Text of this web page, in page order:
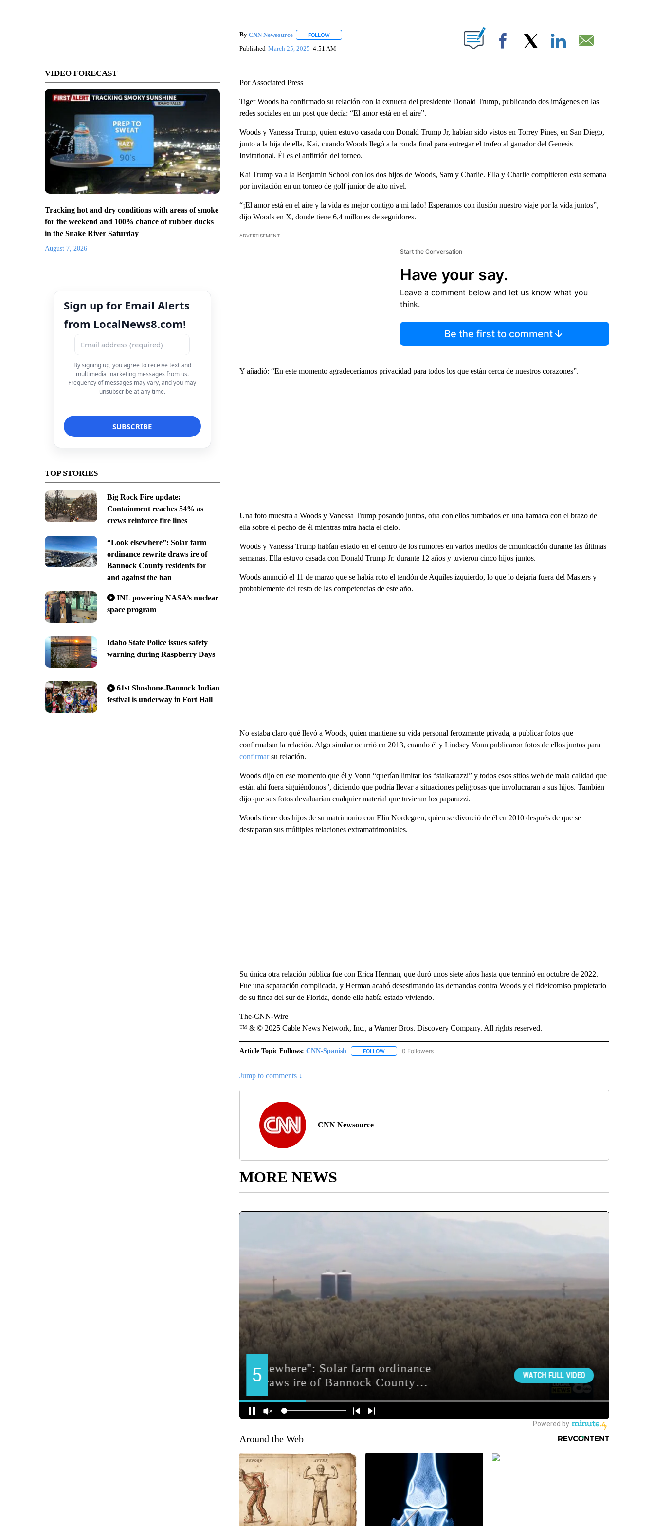
VIDEO FORECAST
Tracking hot and dry conditions with areas of smoke
for the weekend and 100% chance of rubber ducks
in the Snake River Saturday
August 7, 2026
Sign up for Email Alerts
from LocalNews8.com!
By signing up, you agree to receive text and
multimedia marketing messages from us.
Frequency of messages may vary, and you may
unsubscribe at any time.
TOP STORIES
Big Rock Fire update:
Containment reaches 54% as
crews reinforce fire lines
“Look elsewhere”: Solar farm
ordinance rewrite draws ire of
Bannock County residents for
and against the ban
INL powering NASA’s nuclear
space program
Idaho State Police issues safety
warning during Raspberry Days
61st Shoshone-Bannock Indian
festival is underway in Fort Hall
By CNN Newsource FOLLOWFOLLOW "" TO RECEIVE NOTIFICATIONS ABOUT NEW PAGES ON "".
Published March 25, 2025 4:51 AM Facebook
Por Associated Press
Tiger Woods ha confirmado su relación con la exnuera del presidente Donald Trump, publicando dos imágenes en las
redes sociales en un post que decía: “El amor está en el aire”.
Woods y Vanessa Trump, quien estuvo casada con Donald Trump Jr, habían sido vistos en Torrey Pines, en San Diego,
junto a la hija de ella, Kai, cuando Woods llegó a la ronda final para entregar el trofeo al ganador del Genesis
Invitational. Él es el anfitrión del torneo.
Kai Trump va a la Benjamin School con los dos hijos de Woods, Sam y Charlie. Ella y Charlie compitieron esta semana
por invitación en un torneo de golf junior de alto nivel.
“¡El amor está en el aire y la vida es mejor contigo a mi lado! Esperamos con ilusión nuestro viaje por la vida juntos”,
dijo Woods en X, donde tiene 6,4 millones de seguidores.
ADVERTISEMENT
Start the Conversation
Have your say.
Leave a comment below and let us know what you
think.
Be the first to comment
Y añadió: “En este momento agradeceríamos privacidad para todos los que están cerca de nuestros corazones”.
Una foto muestra a Woods y Vanessa Trump posando juntos, otra con ellos tumbados en una hamaca con el brazo de
ella sobre el pecho de él mientras mira hacia el cielo.
Woods y Vanessa Trump habían estado en el centro de los rumores en varios medios de cmunicación durante las últimas
semanas. Ella estuvo casada con Donald Trump Jr. durante 12 años y tuvieron cinco hijos juntos.
Woods anunció el 11 de marzo que se había roto el tendón de Aquiles izquierdo, lo que lo dejaría fuera del Masters y
probablemente del resto de las competencias de este año.
No estaba claro qué llevó a Woods, quien mantiene su vida personal ferozmente privada, a publicar fotos que
confirmaban la relación. Algo similar ocurrió en 2013, cuando él y Lindsey Vonn publicaron fotos de ellos juntos para
confirmarsu relación.
Woods dijo en ese momento que él y Vonn “querían limitar los “stalkarazzi” y todos esos sitios web de mala calidad que
están ahí fuera siguiéndonos”, diciendo que podría llevar a situaciones peligrosas que involucraran a sus hijos. También
dijo que sus fotos devaluarían cualquier material que tuvieran los paparazzi.
Woods tiene dos hijos de su matrimonio con Elin Nordegren, quien se divorció de él en 2010 después de que se
destaparan sus múltiples relaciones extramatrimoniales.
Su única otra relación pública fue con Erica Herman, que duró unos siete años hasta que terminó en octubre de 2022.
Fue una separación complicada, y Herman acabó desestimando las demandas contra Woods y el fideicomiso propietario
de su finca del sur de Florida, donde ella había estado viviendo.
The-CNN-Wire
™ & © 2025 Cable News Network, Inc., a Warner Bros. Discovery Company. All rights reserved.
Article Topic Follows: CNN-Spanish FOLLOWFOLLOW "CNN-SPANISH" TO RECEIVE NOTIFICATIONS ABOUT NEW PAGES ON "CNN-SPANISH".
0 Followers
Jump to comments ↓
CNN Newsource
MORE NEWS
Around the Web